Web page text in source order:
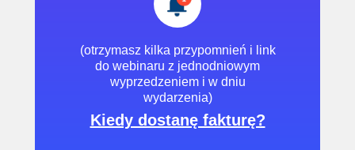
(otrzymasz kilka przypomnień i link
do webinaru z jednodniowym
wyprzedzeniem i w dniu
wydarzenia)
Kiedy dostanę fakturę?